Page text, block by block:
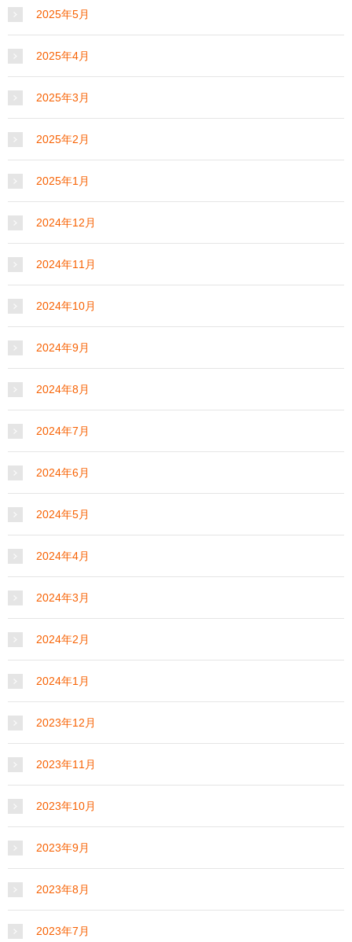
2025年5月
2025年4月
2025年3月
2025年2月
2025年1月
2024年12月
2024年11月
2024年10月
2024年9月
2024年8月
2024年7月
2024年6月
2024年5月
2024年4月
2024年3月
2024年2月
2024年1月
2023年12月
2023年11月
2023年10月
2023年9月
2023年8月
2023年7月